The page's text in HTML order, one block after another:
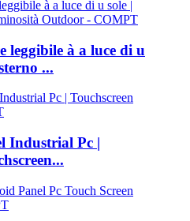
leggibile à a luce di u
...
Industrial Pc |